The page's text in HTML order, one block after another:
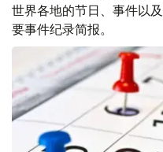
世界各地的节日、事件以
要事件纪录简报。